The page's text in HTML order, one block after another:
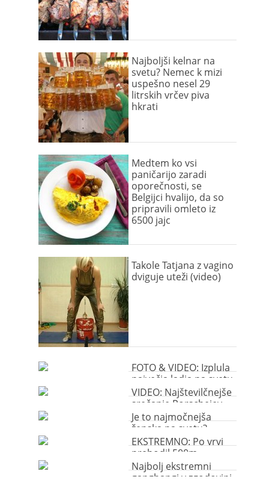
Najboljši kelnar na
svetu? Nemec k mizi
uspešno nesel 29
litrskih vrčev piva
hkrati
Medtem ko vsi
paničarijo zaradi
oporečnosti, se
Belgijci hvalijo, da so
pripravili omleto iz
6500 jajc
Takole Tatjana z vagino
dviguje uteži (video)
FOTO & VIDEO: Izplula
največja ladja na svetu
VIDEO: Najštevilčnejše
srečanje Porschejev
911 v zgodovini
Je to najmočnejša
ženska na svetu?
EKSTREMNO: Po vrvi
prehodil 500m
globoko brezno
Najbolj ekstremni